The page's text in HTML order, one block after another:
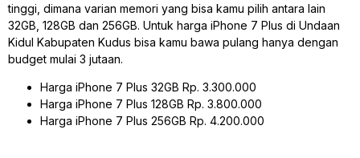
tinggi, dimana varian memori yang bisa kamu pilih antara lain
32GB, 128GB dan 256GB. Untuk harga iPhone 7 Plus di Undaan
Kidul Kabupaten Kudus bisa kamu bawa pulang hanya dengan
budget mulai 3 jutaan.
Harga iPhone 7 Plus 32GB Rp. 3.300.000
Harga iPhone 7 Plus 128GB Rp. 3.800.000
Harga iPhone 7 Plus 256GB Rp. 4.200.000